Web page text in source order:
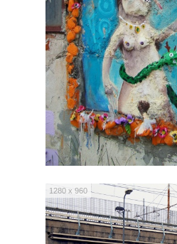
1280 x 960